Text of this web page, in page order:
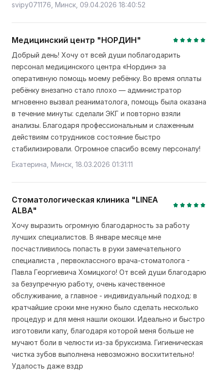
svipy071176, Минск, 09.04.2026 18:40:52
Медицинский центр "НОРДИН"
Добрый день! Хочу от всей души поблагодарить
персонал медицинского центра «Нордин» за
оперативную помощь моему ребёнку. Во время оплаты
ребёнку внезапно стало плохо — администратор
мгновенно вызвал реаниматолога, помощь была оказана
в течение минуты: сделали ЭКГ и повторно взяли
анализы. Благодаря профессиональным и слаженным
действиям сотрудников состояние быстро
стабилизировали. Огромное спасибо всему персоналу!
Екатерина, Минск, 18.03.2026 01:31:11
Стоматологическая клиника "LINEA
ALBA"
Хочу выразить огромную благодарность за работу
лучших специалистов. В январе месяце мне
посчастливилось попасть в руки замечательного
специалиста , первоклассного врача-стоматолога -
Павла Георгиевича Хомицкого! От всей души благодарю
за безупречную работу, очень качественное
обслуживание, а главное - индивидуальный подход: в
кратчайшие сроки мне нужно было сделать несколько
процедур и для меня нашли окошки. Идеально и быстро
изготовили капу, благодаря которой меня больше не
мучают боли в челюсти из-за бруксизма. Гигиеническая
чистка зубов выполнена невозможно восхитительно!
Удалость даже вздр